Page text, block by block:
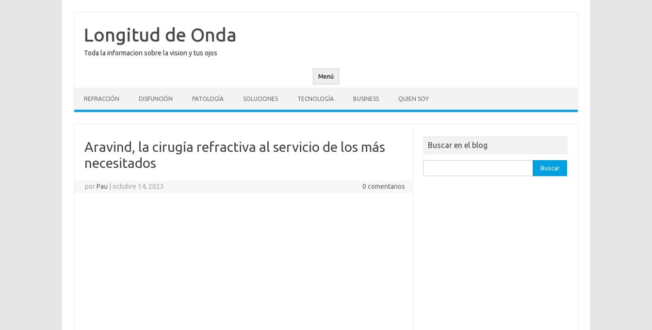
contenido
Longitud de Onda
Toda la informacion sobre la vision y tus ojos
Menú
REFRACCIÓN DISFUNCIÓN PATOLOGÍA SOLUCIONES TECNOLOGÍA BUSINESS QUIEN SOY
Aravind, la cirugía refractiva al servicio de los más
necesitados
porPau octubre 14, 2023 0 comentarios
Buscar en el blog